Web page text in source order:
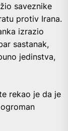
saveznike
protiv Irana.
izrazio
sastanak,
jedinstva,
rekao je da je